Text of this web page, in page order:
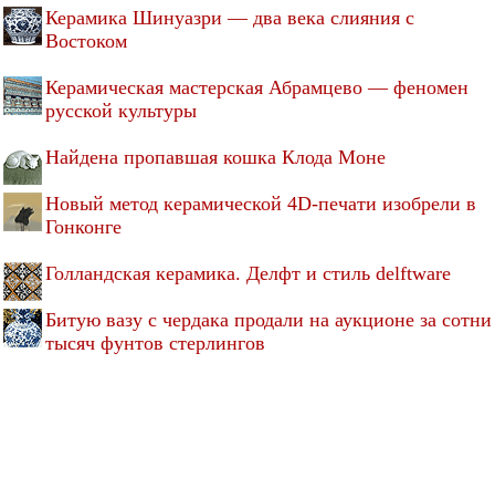
Керамика Шинуазри — два века слияния с
Востоком
Керамическая мастерская Абрамцево — феномен
русской культуры
Найдена пропавшая кошка Клода Моне
Новый метод керамической 4D-печати изобрели в
Гонконге
Голландская керамика. Делфт и стиль delftware
Битую вазу с чердака продали на аукционе за сотни
тысяч фунтов стерлингов